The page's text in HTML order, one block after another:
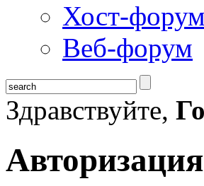
Хост-форум
Веб-форум
Здравствуйте,
Авторизация